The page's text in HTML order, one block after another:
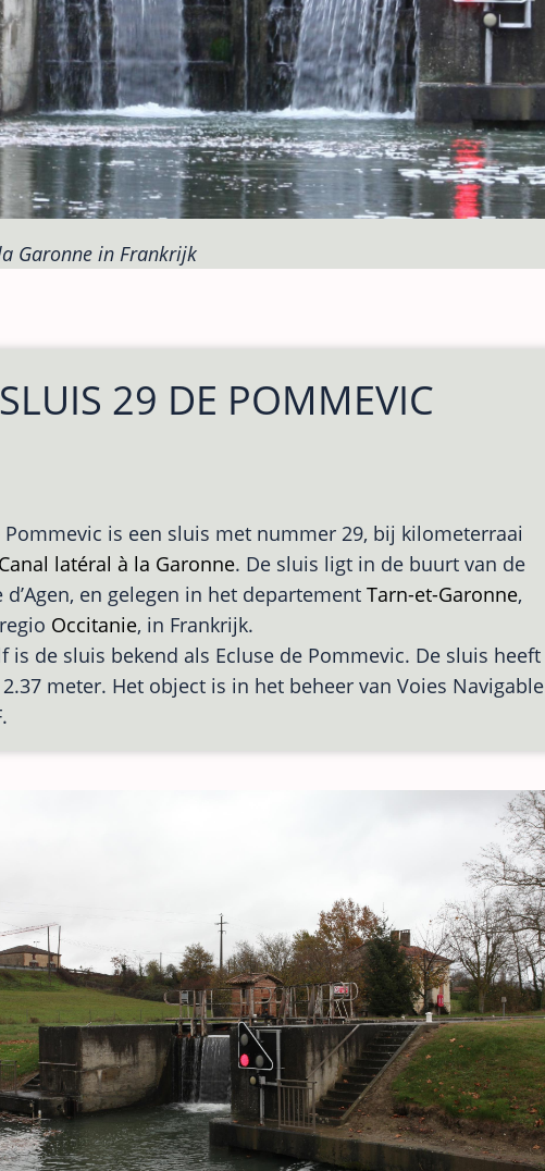
Garonne in Frankrijk
SLUIS 29 DE POMMEVIC
Pommevic is een sluis met nummer 29, bij kilometerraai
Canal latéral à la Garonne. De sluis ligt in de buurt van de
d’Agen, en gelegen in het departement Tarn-et-Garonne,
Occitanie, in Frankrijk.
is de sluis bekend als Ecluse de Pommevic. De sluis heeft
meter. Het object is in het beheer van Voies Navigable